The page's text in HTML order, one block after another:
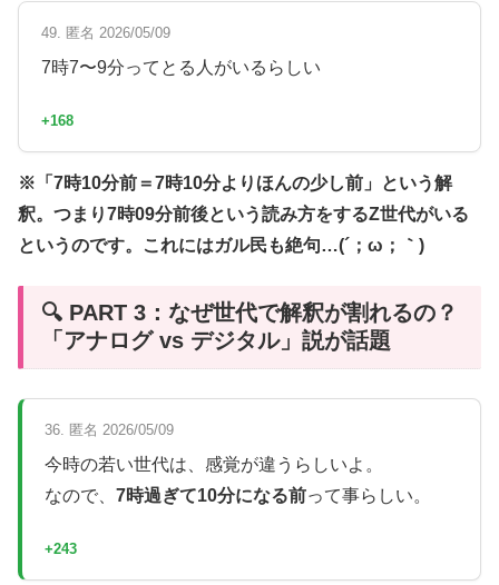
49. 匿名 2026/05/09
7時7〜9分ってとる人がいるらしい
+168
※「7時10分前＝7時10分よりほんの少し前」という解
釈。つまり7時09分前後という読み方をするZ世代がいる
というのです。これにはガル民も絶句…(´；ω；｀)
🔍 PART 3：なぜ世代で解釈が割れるの？
「アナログ vs デジタル」説が話題
36. 匿名 2026/05/09
今時の若い世代は、感覚が違うらしいよ。
なので、 7時過ぎて10分になる前って事らしい。
+243